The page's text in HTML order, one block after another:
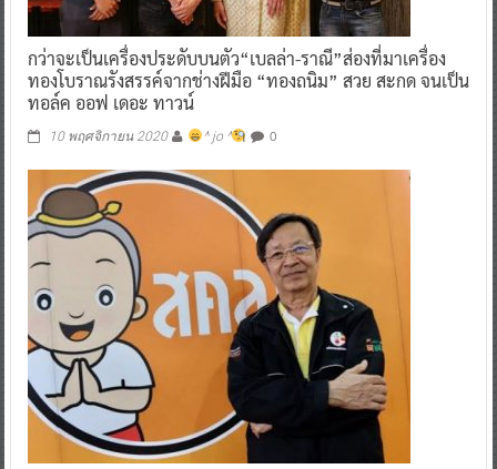
กว่าจะเป็นเครื่องประดับบนตัว“เบลล่า-ราณี”ส่องที่มาเครื่อง
ทองโบราณรังสรรค์จากช่างฝีมือ “ทองถนิม” สวย สะกด จนเป็น
ทอล์ค ออฟ เดอะ ทาวน์
10 พฤศจิกายน 2020 ^ jo ^ 0